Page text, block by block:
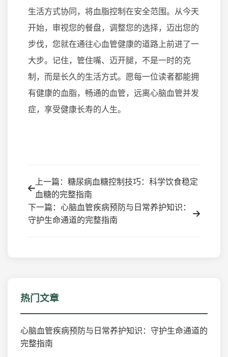
生活方式协同，将血脂控制在安全范围。从今天
开始，审视您的餐盘，调整您的选择，迈出您的
步伐，您就在通往心血管健康的道路上前进了一
大步。记住，管住嘴、迈开腿，不是一时的克
制，而是长久的生活方式。愿每一位读者都能拥
有健康的血脂，畅通的血管，远离心脑血管并发
症，享受健康长寿的人生。
上一篇：糖尿病血糖控制技巧：科学饮食稳定
血糖的完整指南
下一篇：心脑血管疾病预防与日常养护知识：
守护生命通道的完整指南
热门文章
心脑血管疾病预防与日常养护知识：守护生命通道的
完整指南